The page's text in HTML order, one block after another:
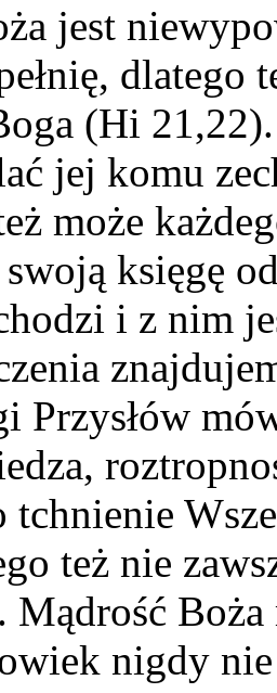
jest
(Hi
jej komu
może
księgę
i z nim
Przysłów
tchnienie
też nie
Mądrość Boża
nigdy